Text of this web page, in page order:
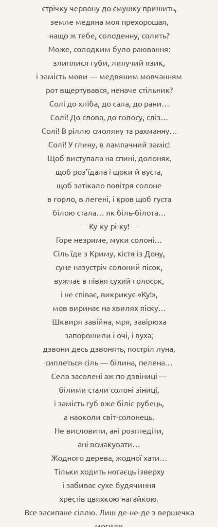
стрічку червону до смушку пришить,
земле медяна моя прехорошая,
нащо ж тебе, солоденну, солить?
Може, солодким було раювання:
злиплися губи, липучий язик,
і замість мови — медвяним мовчанням
рот вщертувався, неначе стільник?
Солі до хліба, до сала, до рани…
Солі! До слова, до голосу, сліз…
Солі! В ріллю смоляну та рахманну…
Солі! У глину, в лампачний заміс!
Щоб виступала на спині, долонях,
щоб роз’їдала і щоки й вуста,
щоб затікало повітря солоне
в горло, в легені, і кров щоб густа
білою стала… як біль-білота…
— Ку-ку-рі-ку! —
Горе незриме, муки солоні…
Сіль їде з Криму, кістя із Дону,
суне назустріч солоний пісок,
вужчає в півня сухий голосок,
і не співає, викрикує «Ку!»,
мов виринає на хвилях піску…
Шквиря завійна, мря, завірюха
запорошили і очі, і вуха;
дзвони десь дзвонять, постріл луна,
сиплеться сіль — білина, пелена…
Села засолені аж по дзвіниці —
білими стали солоні зіниці,
і замість губ вже біліє рубець,
а наоколи світ-солонець.
Не висловити, ані розгледіти,
ані всмакувати…
Жодного дерева, жодної хати…
Тільки ходить ногаєць ізверху
і забиває сухе будячиння
хрестів цвяхкою нагайкою.
Все засипане сіллю. Лиш де-не-де з вершечка